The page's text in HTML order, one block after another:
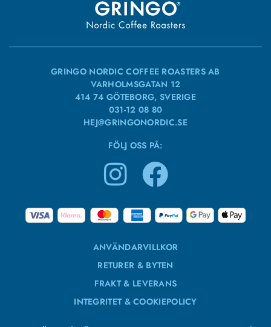
GRINGO NORDIC COFFEE ROASTERS AB
VARHOLMSGATAN 12
414 74 GÖTEBORG, SVERIGE
031-12 08 80
HEJ@GRINGONORDIC.SE
FÖLJ OSS PÅ:
ANVÄNDARVILLKOR
RETURER & BYTEN
FRAKT & LEVERANS
INTEGRITET & COOKIEPOLICY